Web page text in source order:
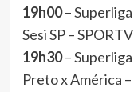
19h00–
Sesi SP –
19h30–
Preto x América